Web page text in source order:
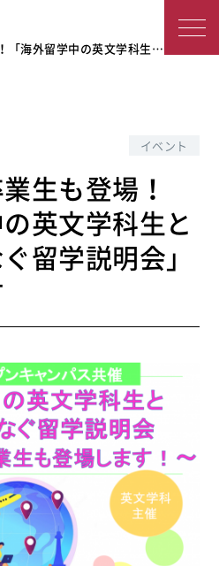
イブでつなぐ留学
ます
「海外留学中の英文学科生…
イベント
生も登場！
の英文学科生と
留学説明会」